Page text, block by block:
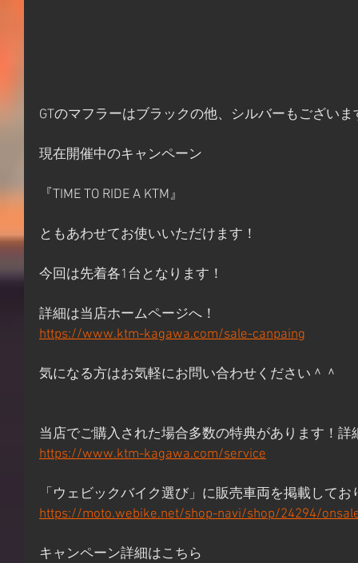
GTのマフラーはブラックの他、シルバーもございま
現在開催中のキャンペーン
『TIME TO RIDE A KTM』
ともあわせてお使いいただけます！
今回は先着各1台となります！
詳細は当店ホームページへ！
https://www.ktm-kagawa.com/sale-canpaing
気になる方はお気軽にお問い合わせください＾＾
当店でご購入された場合多数の特典があります！詳
https://www.ktm-kagawa.com/service
「ウェビックバイク選び」に販売車両を掲載してお
https://moto.webike.net/shop-navi/shop/24294/
キャンペーン詳細はこちら